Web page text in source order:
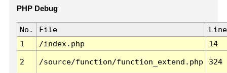
PHP Debug
No. File
Line
1
/index.php 14
2 /source/function/function_extend.php 324